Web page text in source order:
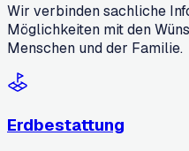
Wir verbinden sachliche
Möglichkeiten mit den
Menschen und der Familie.
Erdbestattung